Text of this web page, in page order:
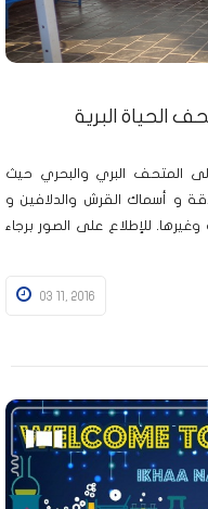
الحياة البرية
المتحف البري والبحري حيث
و أسماك القرش والدلافين و
وغيرها. للإطلاع على الصور برجاء
03 11, 2016